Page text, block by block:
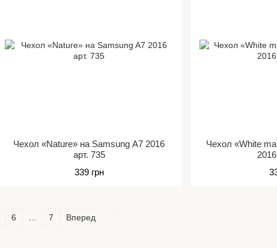
Чехол «Nature» на Samsung A7 2016
арт. 735
339 грн
Чехол «White
6 7 Вперед